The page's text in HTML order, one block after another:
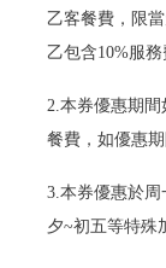
乙客餐費，限
乙包含10%服務
2.本券優惠期
餐費，如優惠
3.本券優惠於
夕~初五等特殊